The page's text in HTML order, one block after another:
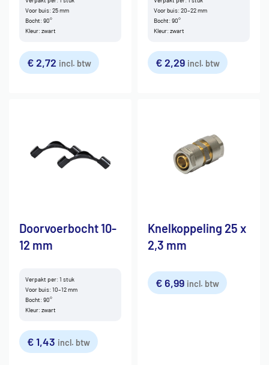
Voor buis: 25 mm
Bocht: 90°
Kleur: zwart
€2,72 incl. btw
Voor buis: 20–22 mm
Bocht: 90°
Kleur: zwart
€2,29 incl. btw
Doorvoerbocht 10-
12 mm
Verpakt per: 1 stuk
Voor buis: 10–12 mm
Bocht: 90°
Kleur: zwart
€1,43 incl. btw
Knelkoppeling 25 x
2,3 mm
€ 6,99 incl. btw